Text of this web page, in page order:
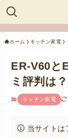
ホーム キッチン家電
ER-V60と
ミ評判は
キッチン家電
当サイトは